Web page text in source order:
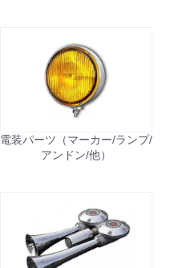
電装パーツ（マーカー/ランプ/
アンドン/他）